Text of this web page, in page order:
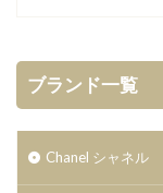
ブランド一覧
Chanel シャネル